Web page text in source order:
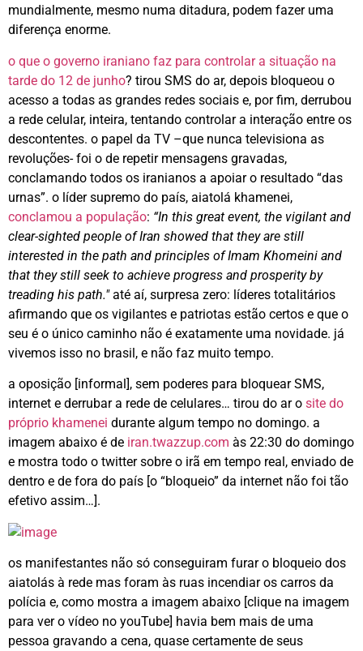
mundialmente, mesmo numa ditadura, podem fazer uma
diferença enorme.
o que o governo iraniano faz para controlar a situação na
tarde do 12 de junho? tirou SMS do ar, depois bloqueou o
acesso a todas as grandes redes sociais e, por fim, derrubou
a rede celular, inteira, tentando controlar a interação entre os
descontentes. o papel da TV –que nunca televisiona as
revoluções- foi o de repetir mensagens gravadas,
conclamando todos os iranianos a apoiar o resultado “das
urnas”. o líder supremo do país, aiatolá khamenei,
conclamou a população: “In this great event, the vigilant and
clear-sighted people of Iran showed that they are still
interested in the path and principles of Imam Khomeini and
that they still seek to achieve progress and prosperity by
treading his path."até aí, surpresa zero: líderes totalitários
afirmando que os vigilantes e patriotas estão certos e que o
seu é o único caminho não é exatamente uma novidade. já
vivemos isso no brasil, e não faz muito tempo.
a oposição [informal], sem poderes para bloquear SMS,
internet e derrubar a rede de celulares… tirou do ar o site do
próprio khamenei durante algum tempo no domingo. a
imagem abaixo é de iran.twazzup.com às 22:30 do domingo
e mostra todo o twitter sobre o irã em tempo real, enviado de
dentro e de fora do país [o “bloqueio” da internet não foi tão
efetivo assim…].
os manifestantes não só conseguiram furar o bloqueio dos
aiatolás à rede mas foram às ruas incendiar os carros da
polícia e, como mostra a imagem abaixo [clique na imagem
para ver o vídeo no youTube] havia bem mais de uma
pessoa gravando a cena, quase certamente de seus